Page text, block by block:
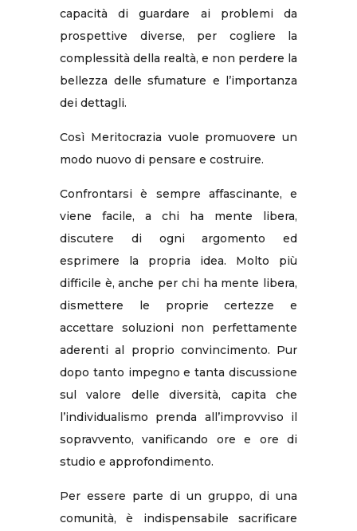
capacità di guardare ai problemi da
prospettive diverse, per cogliere la
complessità della realtà, e non perdere la
bellezza delle sfumature e l’importanza
dei dettagli.
Così Meritocrazia vuole promuovere un
modo nuovo di pensare e costruire.
Confrontarsi è sempre affascinante, e
viene facile, a chi ha mente libera,
discutere di ogni argomento ed
esprimere la propria idea. Molto più
difficile è, anche per chi ha mente libera,
dismettere le proprie certezze e
accettare soluzioni non perfettamente
aderenti al proprio convincimento. Pur
dopo tanto impegno e tanta discussione
sul valore delle diversità, capita che
l’individualismo prenda all’improvviso il
sopravvento, vanificando ore e ore di
studio e approfondimento.
Per essere parte di un gruppo, di una
comunità, è indispensabile sacrificare